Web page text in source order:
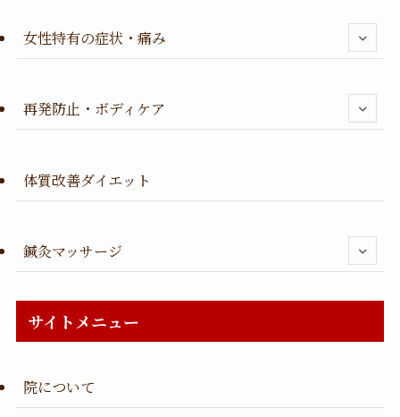
女性特有の症状・痛み
再発防止・ボディケア
体質改善ダイエット
鍼灸マッサージ
サイトメニュー
院について